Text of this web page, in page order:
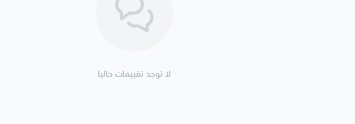
لا توجد تقييمات حاليا